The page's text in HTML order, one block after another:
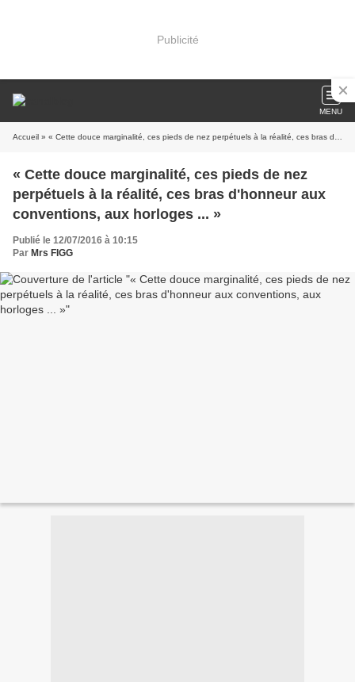
Publicité
MENU
Accueil » « Cette douce marginalité, ces pieds de nez perpétuels à la réalité, ces bras d'honneur aux conventions, aux horloges ... »
« Cette douce marginalité, ces pieds de nez
perpétuels à la réalité, ces bras d'honneur aux
conventions, aux horloges ... »
Publié le 12/07/2016 à 10:15
Par Mrs FIGG